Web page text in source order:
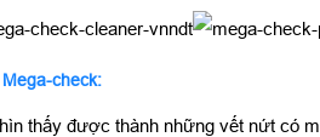
check:
thấy được thành những vết nứt có